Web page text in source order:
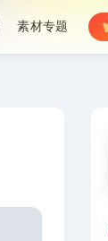
素材专题